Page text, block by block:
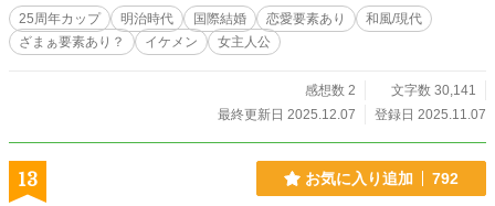
ト・フォーレンとの婚約も、そうして成立した。 代々鉱山経営を家業とし、鉱
脈の発見に特別な能力を発揮する紫吹家と、鉱山学者で地震学者、幅広い地震学
や耐震の研究を行うフォーレンとの婚姻は、国を富ませるのにうってつけの組み
を色濃く繋いでゆきたい当主・星樹（せいじゅ）にとっては、この結婚には不満
しかなく、裏で破談にすべく密かに動き始める。 フォーレンが嘱託として名を
を近付けたり、自らが琴星を囲い込もうと手を回す。 追い詰められていく二人
が取る行動は――。 ※アニバーサリーカップ用に「カクヨム」掲載分とは少し
設定を変えています。
25周年カップ 明治時代 国際結婚 恋愛要素あり
和風/現代
ざまぁ要素あり？
イケメン 女主人公
感想数 2
文字数 30,141
最終更新日 2025.12.07
登録日 2025.11.07
13 お気に入り追加 792